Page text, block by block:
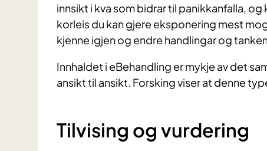
innsikt i kva som bidrar til panikkanfalla,
korleis du kan gjere eksponering mest
kjenne igjen og endre handlingar og
Innhaldet i eBehandling er mykje av det
ansikt til ansikt. Forsking viser at denne
Tilvising og vurdering